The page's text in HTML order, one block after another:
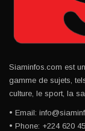
Siaminfos.com est
gamme de sujets,
culture, le sport, la
• Email:
• Phone: +224 620